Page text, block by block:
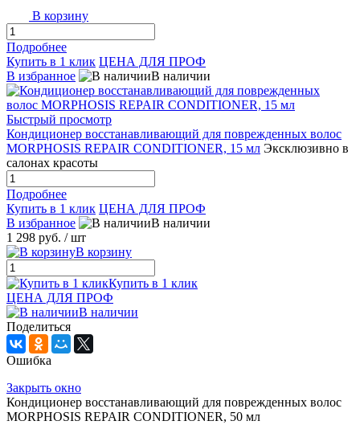
В корзину
Подробнее
Купить в 1 клик ЦЕНА ДЛЯ ПРОФ
В избранное
В наличии
Быстрый просмотр
Кондиционер восстанавливающий для поврежденных волос
MORPHOSIS REPAIR CONDITIONER, 15 мл Эксклюзивно в
салонах красоты
Подробнее
Купить в 1 клик ЦЕНА ДЛЯ ПРОФ
В избранное
В наличии
1 298 руб. / шт
В корзину
Купить в 1 клик
ЦЕНА ДЛЯ ПРОФ
В наличии
Поделиться
Ошибка
Закрыть окно
Кондиционер восстанавливающий для поврежденных волос
MORPHOSIS REPAIR CONDITIONER, 50 мл